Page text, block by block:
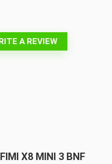
A REVIEW
X8 MINI 3 BNF